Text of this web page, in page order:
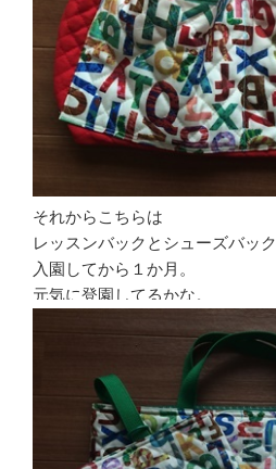
それからこちらは
レッスンバックとシューズバック
入園してから１か月。
元気に登園してるかな。